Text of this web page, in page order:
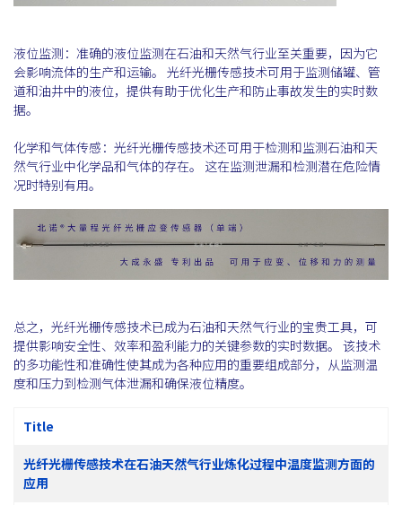
液位监测：准确的液位监测在石油和天然气行业至关重要，因为它
会影响流体的生产和运输。 光纤光栅传感技术可用于监测储罐、管
道和油井中的液位，提供有助于优化生产和防止事故发生的实时数
据。
化学和气体传感：光纤光栅传感技术还可用于检测和监测石油和天
然气行业中化学品和气体的存在。 这在监测泄漏和检测潜在危险情
况时特别有用。
总之，光纤光栅传感技术已成为石油和天然气行业的宝贵工具，可
提供影响安全性、效率和盈利能力的关键参数的实时数据。 该技术
的多功能性和准确性使其成为各种应用的重要组成部分，从监测温
度和压力到检测气体泄漏和确保液位精度。
Title
光纤光栅传感技术在石油天然气行业炼化过程中温度监测方面的
应用